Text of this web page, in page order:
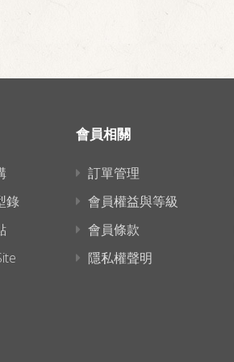
錄
會員相關
訂單管理
會員權益與等級
會員條款
隱私權聲明